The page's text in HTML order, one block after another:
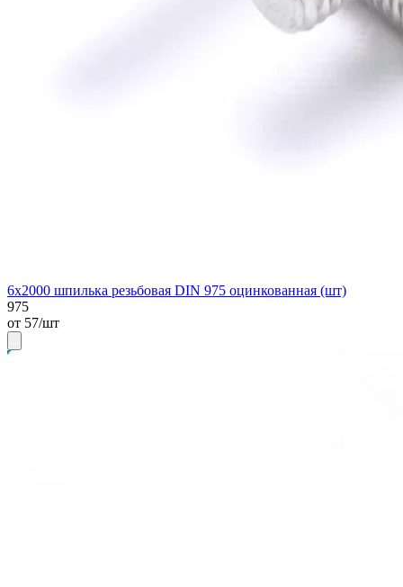
6х2000 шпилька резьбовая DIN 975 оцинкованная (шт)
975
от 57/шт